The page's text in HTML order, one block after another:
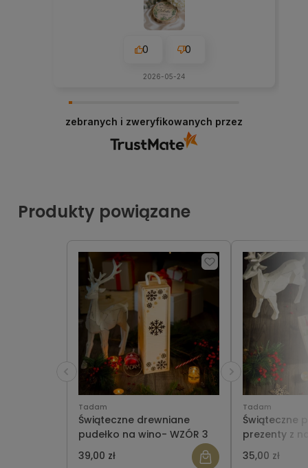
0 0
2026-05-24
zebranych i zweryfikowanych przez
Produkty powiązane
Tadam
Świąteczne drewniane
pudełko na wino- WZÓR 3
39,00 zł
Tadam
Świąteczne
prezenty z
małe
35,00 zł